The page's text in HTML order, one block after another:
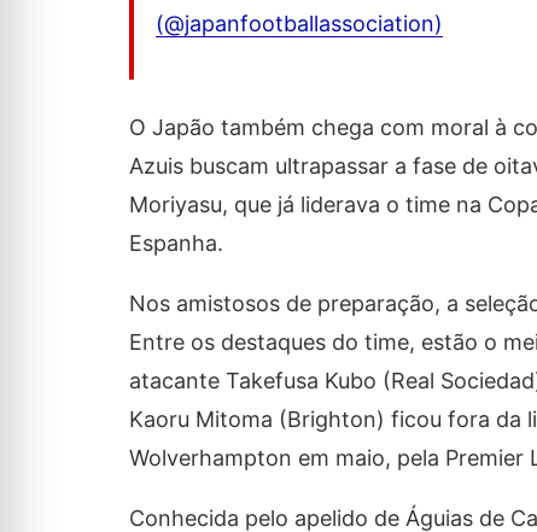
(@japanfootballassociation)
O Japão também chega com moral à
Azuis buscam ultrapassar a fase de
Moriyasu, que já liderava o time na
Espanha.
Nos amistosos de preparação, a
Entre os destaques do time, estão o
atacante Takefusa Kubo (Real
Kaoru Mitoma (Brighton) ficou fora da
Wolverhampton em maio, pela Premier
Conhecida pelo apelido de Águias de